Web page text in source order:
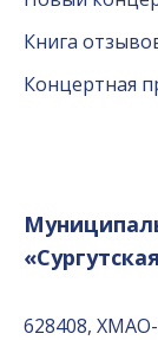
Книга
Концертная
628408,